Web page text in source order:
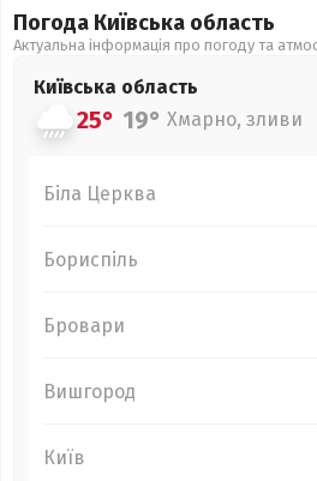
Погода Київська область
Актуальна інформація про погоду та
Київська область
25° 19° Хмарно, зливи
Біла Церква
Бориспіль
Бровари
Вишгород
Київ